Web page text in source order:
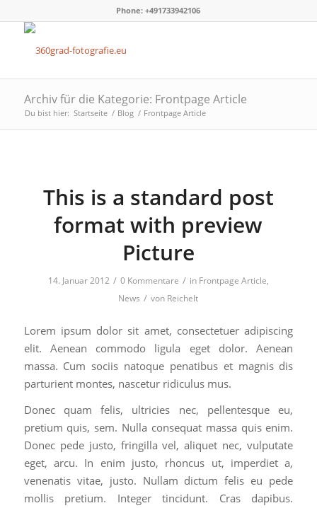
Phone: +491733942106
Archiv für die Kategorie: Frontpage Article
Du bist hier: Startseite / Blog / Frontpage Article
This is a standard post
format with preview
Picture
14. Januar 2012 / 0 Kommentare / in Frontpage Article,
News / von Reichelt
Lorem ipsum dolor sit amet, consectetuer adipiscing
elit. Aenean commodo ligula eget dolor. Aenean
massa. Cum sociis natoque penatibus et magnis dis
parturient montes, nascetur ridiculus mus.
Donec quam felis, ultricies nec, pellentesque eu,
pretium quis, sem. Nulla consequat massa quis enim.
Donec pede justo, fringilla vel, aliquet nec, vulputate
eget, arcu. In enim justo, rhoncus ut, imperdiet a,
venenatis vitae, justo. Nullam dictum felis eu pede
mollis pretium. Integer tincidunt. Cras dapibus.